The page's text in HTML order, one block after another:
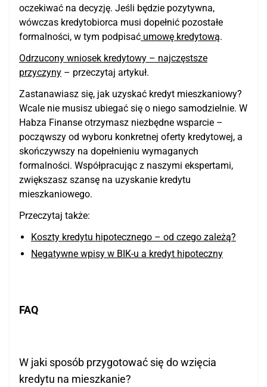
oczekiwać na decyzję. Jeśli będzie pozytywna,
wówczas kredytobiorca musi dopełnić pozostałe
formalności, w tym podpisać umowę kredytową.
Odrzucony wniosek kredytowy – najczęstsze
przyczyny – przeczytaj artykuł.
Zastanawiasz się, jak uzyskać kredyt mieszkaniowy?
Wcale nie musisz ubiegać się o niego samodzielnie. W
Habza Finanse otrzymasz niezbędne wsparcie –
począwszy od wyboru konkretnej oferty kredytowej, a
skończywszy na dopełnieniu wymaganych
formalności. Współpracując z naszymi ekspertami,
zwiększasz szansę na uzyskanie kredytu
mieszkaniowego.
Przeczytaj także:
Koszty kredytu hipotecznego – od czego zależą?
Negatywne wpisy w BIK-u a kredyt hipoteczny
FAQ
W jaki sposób przygotować się do wzięcia
kredytu na mieszkanie?